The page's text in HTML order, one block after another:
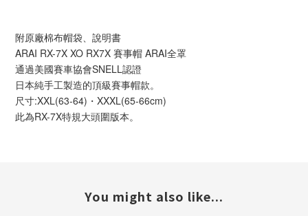
附原廠棉布帽袋、說明書
ARAI RX-7X XO RX7X 賽事帽 ARAI全罩
通過美國賽車協會SNELL認證
日本純手工製造的頂級賽事帽款。
尺寸:XXL(63-64)・XXXL(65-66cm)
此為RX-7X特規大頭圍版本。
You might also like...